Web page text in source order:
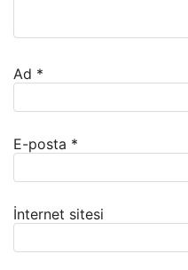
Ad *
E-posta *
İnternet sitesi